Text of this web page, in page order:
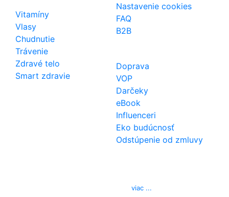
Vitamíny
Vlasy
Chudnutie
Trávenie
Zdravé telo
Smart zdravie
Nastavenie cookies
FAQ
B2B
Doprava
VOP
Darčeky
eBook
Influenceri
Eko budúcnosť
Odstúpenie od zmluvy
viac ...